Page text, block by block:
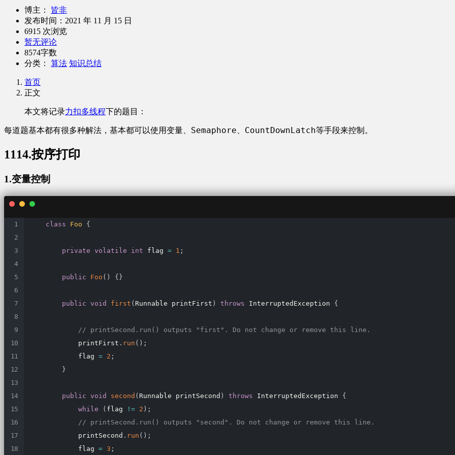
博主：
皆非
发布时间： 2021 年 11 月 15 日
6915 次浏览
暂无评论
8574字数
分类：
算法 知识总结
首页
正文
本文将记录力扣多线程下的题目：
每道题基本都有很多种解法，基本都可以使用变量 Semaphore CountDownLatch等手段来控制。
1114.按序打印
1.变量控制
class Foo {
private volatile int flag = 1 ;
public Foo ( ) {}
public void first ( Runnable printFirst ) throws InterruptedException {
// printSecond.run() outputs "first". Do not change or remove this line.
            printFirst
. run ( ) ;
            flag
= 2 ;
}
public void second ( Runnable printSecond ) throws InterruptedException {
while
( flag != 2 ) ;
// printSecond.run() outputs "second". Do not change or remove this line.
            printSecond
. run ( ) ;
            flag
= 3 ;